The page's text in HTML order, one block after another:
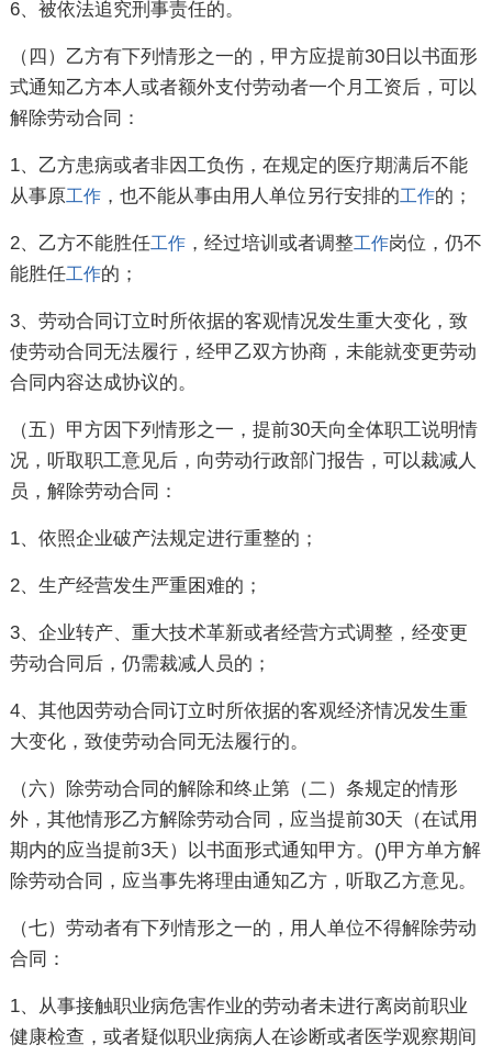
6、被依法追究刑事责任的。
（四）乙方有下列情形之一的，甲方应提前30日以书面形
式通知乙方本人或者额外支付劳动者一个月工资后，可以
解除劳动合同：
1、乙方患病或者非因工负伤，在规定的医疗期满后不能
从事原工作，也不能从事由用人单位另行安排的工作的；
2、乙方不能胜任工作，经过培训或者调整工作岗位，仍不
能胜任工作的；
3、劳动合同订立时所依据的客观情况发生重大变化，致
使劳动合同无法履行，经甲乙双方协商，未能就变更劳动
合同内容达成协议的。
（五）甲方因下列情形之一，提前30天向全体职工说明情
况，听取职工意见后，向劳动行政部门报告，可以裁减人
员，解除劳动合同：
1、依照企业破产法规定进行重整的；
2、生产经营发生严重困难的；
3、企业转产、重大技术革新或者经营方式调整，经变更
劳动合同后，仍需裁减人员的；
4、其他因劳动合同订立时所依据的客观经济情况发生重
大变化，致使劳动合同无法履行的。
（六）除劳动合同的解除和终止第（二）条规定的情形
外，其他情形乙方解除劳动合同，应当提前30天（在试用
期内的应当提前3天）以书面形式通知甲方。()甲方单方解
除劳动合同，应当事先将理由通知乙方，听取乙方意见。
（七）劳动者有下列情形之一的，用人单位不得解除劳动
合同：
1、从事接触职业病危害作业的劳动者未进行离岗前职业
健康检查，或者疑似职业病病人在诊断或者医学观察期间